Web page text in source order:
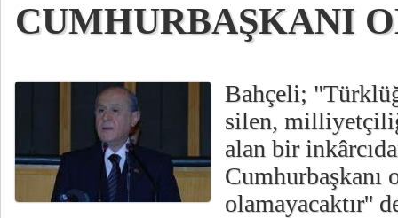
CUMHURBAŞKANI
Bahçeli;
silen,
alan bir
Cumhurbaşkanı
olamayacaktır''